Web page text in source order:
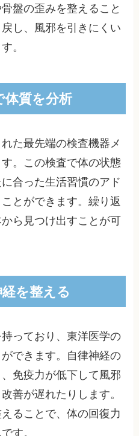
盤の歪みを整えること
し、風邪を引きにくい
。
体質を分析
た最先端の検査機器メ
。この検査で体の状態
合った生活習慣のアド
とができます。繰り返
ら見つけ出すことが可
を整える
っており、東洋医学の
できます。自律神経の
免疫力が低下して風邪
善が遅れたりします。
ることで、体の回復力
す。